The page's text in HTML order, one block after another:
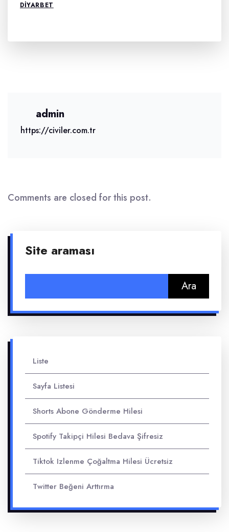
DIYARBET
admin
https://civiler.com.tr
Comments are closed for this post.
Site araması
Liste
Sayfa Listesi
Shorts Abone Gönderme Hilesi
Spotify Takipçi Hilesi Bedava Şifresiz
Tiktok Izlenme Çoğaltma Hilesi Ücretsiz
Twitter Beğeni Arttırma